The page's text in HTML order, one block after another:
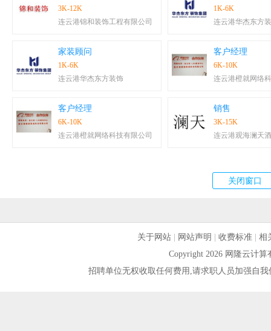
3K-12K
连云港锦和装饰工程有限公司
1K-6K
连云港华杰东方
家装顾问
1K-6K
连云港华杰东方装饰
客户经理
6K-10K
连云港橙就网络
客户经理
6K-10K
连云港橙就网络科技有限公司
销售
3K-15K
连云港观海澜天
关于网站 网站声明 |收费标准 |相
Copyright 2026 网隆云计
招聘单位无权收取任何费用,请求职人员加强自